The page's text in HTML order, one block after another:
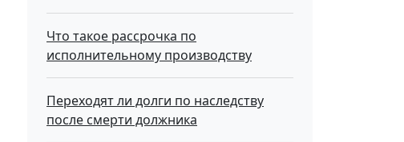
Что такое рассрочка по
исполнительному производству
Переходят ли долги по наследству
после смерти должника